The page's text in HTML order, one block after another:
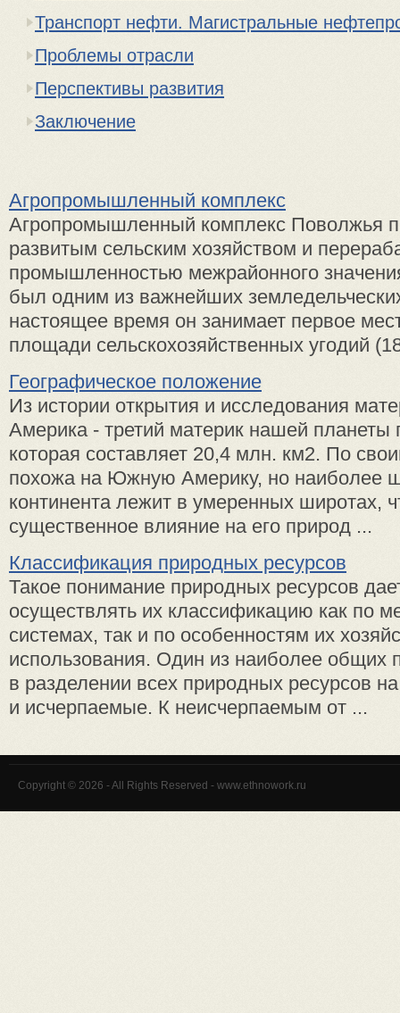
Транспорт нефти. Магистральные
Проблемы отрасли
Перспективы развития
Заключение
Агропромышленный комплекс
Агропромышленный комплекс Поволжья
развитым сельским хозяйством и
промышленностью межрайонного
был одним из важнейших
настоящее время он занимает первое
площади сельскохозяйственных угодий
Географическое положение
Из истории открытия и исследования
Америка - третий материк нашей
которая составляет 20,4 млн. км2. По
похожа на Южную Америку, но наиболее
континента лежит в умеренных широтах,
существенное влияние на его природ ...
Классификация природных ресурсов
Такое понимание природных ресурсов
осуществлять их классификацию как по
системах, так и по особенностям их
использования. Один из наиболее общих
в разделении всех природных ресурсов
и исчерпаемые. К неисчерпаемым от ...
Copyright © 2026 - All Rights Reserved - www.ethnowork.ru